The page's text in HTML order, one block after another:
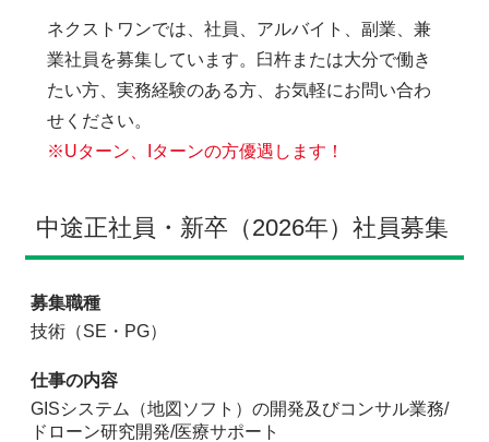
ネクストワンでは、社員、アルバイト、副業、兼
業社員を募集しています。臼杵または大分で働き
たい方、実務経験のある方、お気軽にお問い合わ
せください。
※Uターン、Iターンの方優遇します！
中途正社員・新卒（2026年）社員募集
募集職種
技術（SE・PG）
仕事の内容
GISシステム（地図ソフト）の開発及びコンサル業務/
ドローン研究開発/医療サポート